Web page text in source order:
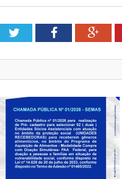
TwitterFacebook